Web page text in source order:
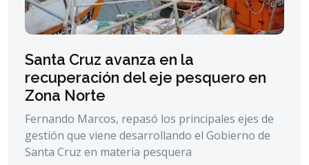
Santa Cruz avanza en la
recuperación del eje pesquero en
Zona Norte
Fernando Marcos, repasó los principales ejes de
gestión que viene desarrollando el Gobierno de
Santa Cruz en materia pesquera